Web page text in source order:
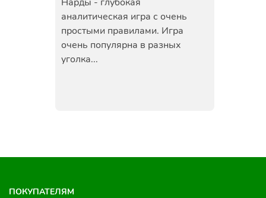
аналитическая игра с очень
простыми правилами. Игра
очень популярна в разных
уголка...
ПОКУПАТЕЛЯМ